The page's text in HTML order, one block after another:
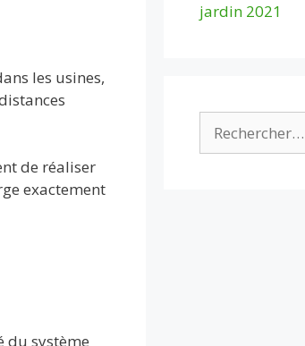
les usines,
de réaliser
exactement
du système
jardin 2021